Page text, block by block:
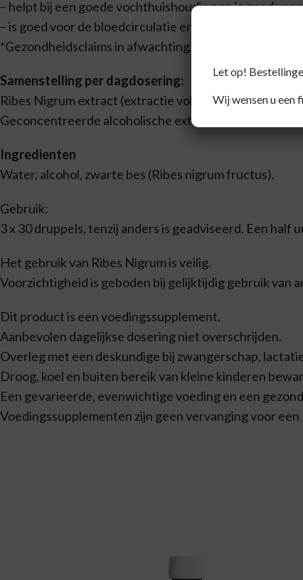
– helpt bij een goede vochthuishouding en is goed
– is goed voor de bloedcirculatie en bij zware en
*Gezondheidsclaims in afwachting van Europese
Samenstelling per dagdosering:
Ribes Nigrum extract (extractie volgens HAB)
Geconcentreerde alcoholische extractie (verhouding
Ingredienten
Water, alcohol, zwarte bes (Ribes nigrum fructus).
Gebruik:
3 x 30 druppels, tenzij anders is geadviseerd. Een
Het gebruik van Ribes Nigrum is veilig.
Voorzichtigheid is geboden bij gelijktijdig gebruik van
Dit product is een voedingssupplement.
Aanbevolen dagelijkse dosering niet overschrijden.
Overleg met een deskundige bij zwangerschap,
Droog, koel en buiten bereik van kleine kinderen
Een gevarieerde, evenwichtige voeding en een
Voedingssupplementen zijn geen vervanging voor
Let op!
Wij wensen u een